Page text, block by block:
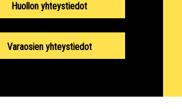
Huollon yhteystiedot
Varaosien yhteystiedot